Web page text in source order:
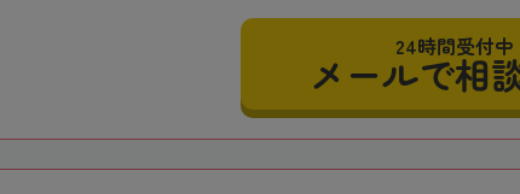
24時間受付中
メールで相